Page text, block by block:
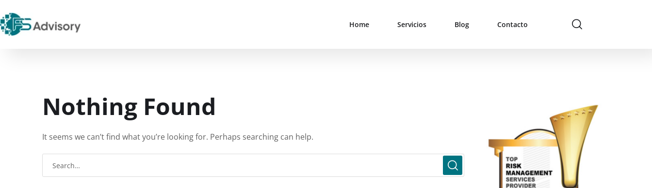
Home Servicios Blog Contacto
Nothing Found
It seems we can’t find what you’re looking for. Perhaps searching can help.